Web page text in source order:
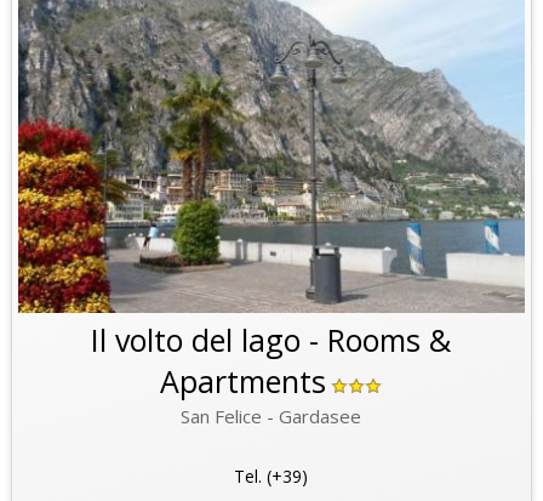
Il volto del lago - Rooms &
Apartments
San Felice - Gardasee
Tel. (+39)